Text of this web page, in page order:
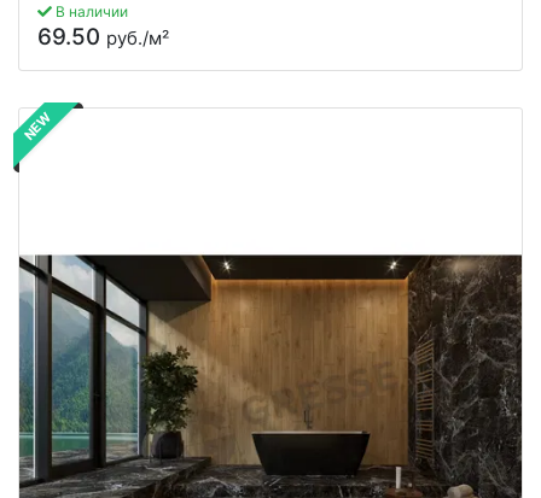
В наличии
69.50 руб./м²
NEW